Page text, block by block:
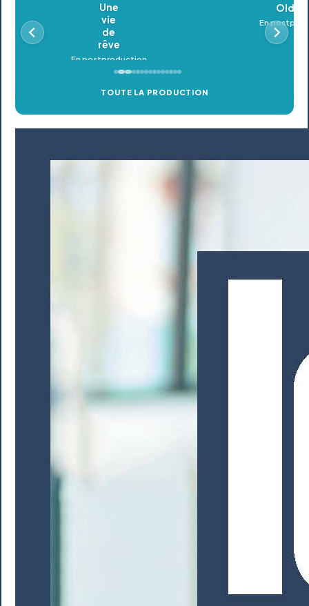
Oldeupe
En postproduction
TOUTE LA PRODUCTION